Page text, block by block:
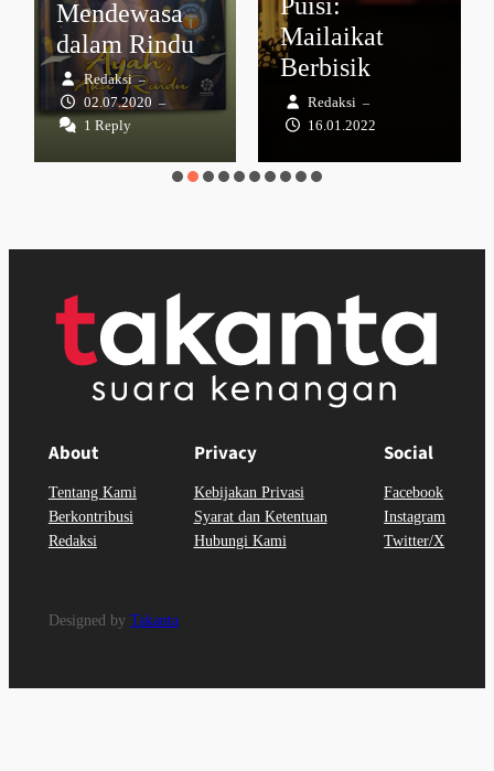
Mendewasa
dalam Rindu
Redaksi –
02.07.2020 –
1 Reply
Puisi:
Mailaikat
Berbisik
Redaksi –
16.01.2022
About
Tentang Kami
Berkontribusi
Redaksi
Privacy
Kebijakan Privasi
Syarat dan Ketentuan
Hubungi Kami
Social
Facebook
Instagram
Twitter/X
Designed by Takanta